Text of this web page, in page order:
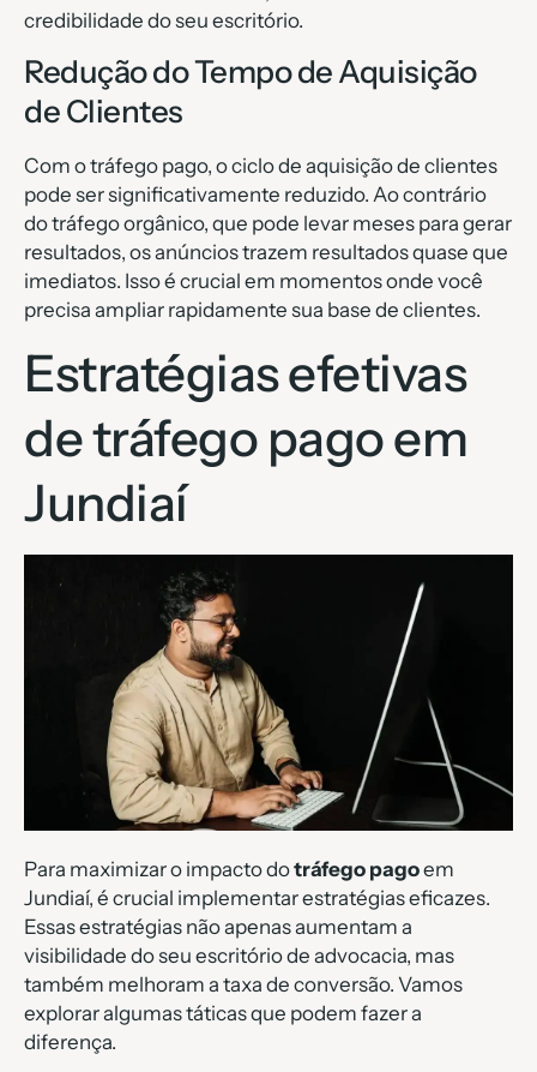
credibilidade do seu escritório.
Redução do Tempo de Aquisição
de Clientes
Com o tráfego pago, o ciclo de aquisição de clientes
pode ser significativamente reduzido. Ao contrário
do tráfego orgânico, que pode levar meses para gerar
resultados, os anúncios trazem resultados quase que
imediatos. Isso é crucial em momentos onde você
precisa ampliar rapidamente sua base de clientes.
Estratégias efetivas
de tráfego pago em
Jundiaí
Para maximizar o impacto dotráfego pagoem
Jundiaí, é crucial implementar estratégias eficazes.
Essas estratégias não apenas aumentam a
visibilidade do seu escritório de advocacia, mas
também melhoram a taxa de conversão. Vamos
explorar algumas táticas que podem fazer a
diferença.